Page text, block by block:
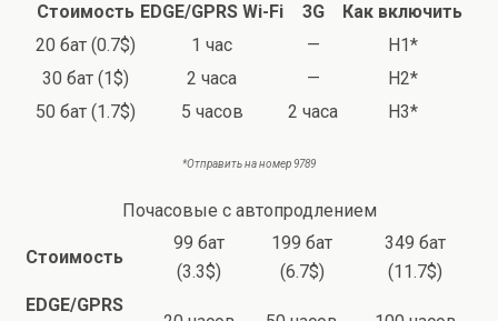
Стоимость EDGE/GPRS Wi-Fi 3G
Как включить
20 бат (0.7$)
1 час —
H1*
30 бат (1$)
2 часа —
H2*
50 бат (1.7$)
5 часов 2 часа H3*
*Отправить на номер 9789
Почасовые с автопродлением
Стоимость
99 бат
(3.3$)
199 бат
(6.7$)
349 бат
(11.7$)
EDGE/GPRS